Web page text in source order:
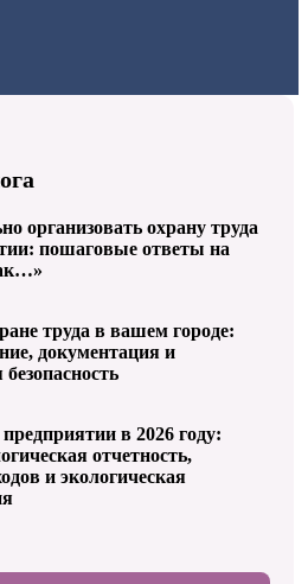
организовать охрану труда
пошаговые ответы на
труда в вашем городе:
документация и
в 2026 году:
отчетность,
и экологическая